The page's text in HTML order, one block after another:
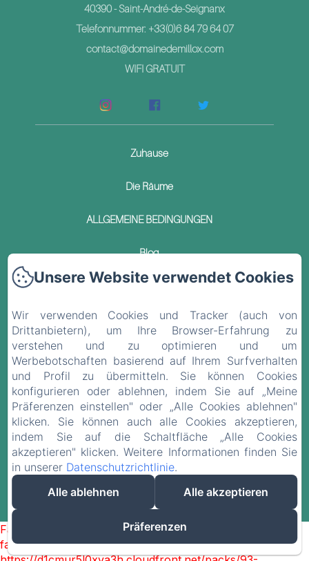
40390 - Saint-André-de-Seignanx
Telefonnummer: +33(0)6 84 79 64 07
contact@domainedemillox.com
WIFI GRATUIT
Zuhause
Die Räume
ALLGEMEINE BEDINGUNGEN
Blog
Kontakt
Datenschutzerklärung
Rechtliche Informationen
Cookie-Informationen
EN FR ES DE
Powered mit Amenitiz
Verkaufsbedingungen
Failed to load BookingEngine/index: Loading chunk 93
failed. (missing:
Unsere Website verwendet Cookies
Wir verwenden Cookies und Tracker (auch von
Drittanbietern), um Ihre Browser-Erfahrung zu
verstehen und zu optimieren und um
Werbebotschaften basierend auf Ihrem Surfverhalten
und Profil zu übermitteln. Sie können Cookies
konfigurieren oder ablehnen, indem Sie auf „Meine
Präferenzen einstellen" oder „Alle Cookies ablehnen"
klicken. Sie können auch alle Cookies akzeptieren,
indem Sie auf die Schaltfläche „Alle Cookies
akzeptieren" klicken. Weitere Informationen finden Sie
in unserer Datenschutzrichtlinie.
Alle ablehnen
Alle akzeptieren
Präferenzen